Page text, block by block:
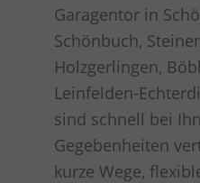
Garagentor in
Schönbuch,
Holzgerlingen,
Leinfelden-
sind schnell bei
Gegebenheiten
kurze Wege,